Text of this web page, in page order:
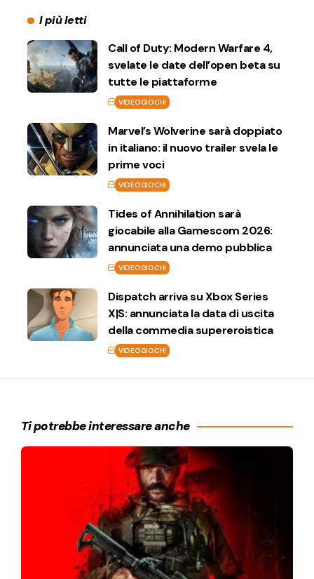
I più letti
Call of Duty: Modern Warfare 4,
svelate le date dell’open beta su
tutte le piattaforme
VIDEOGIOCHI
Marvel’s Wolverine sarà doppiato
in italiano: il nuovo trailer svela le
prime voci
VIDEOGIOCHI
Tides of Annihilation sarà
giocabile alla Gamescom 2026:
annunciata una demo pubblica
VIDEOGIOCHI
Dispatch arriva su Xbox Series
X|S: annunciata la data di uscita
della commedia supereroistica
VIDEOGIOCHI
Ti potrebbe interessare anche